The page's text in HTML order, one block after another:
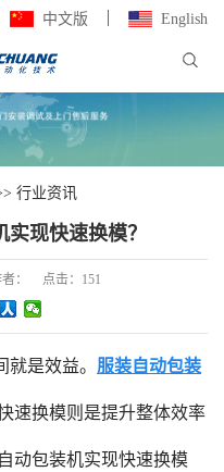
中文版 English
行业资讯
现快速换模？
： 点击： 151
是效益。 服装自动包装
速换模则是提升整体效率
动包装机实现快速换模